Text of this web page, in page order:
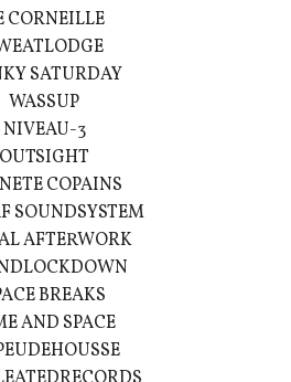
CORNEILLE
SATURDAY
WASSUP
NIVEAU-3
OUTSIGHT
COPAINS
SOUNDSYSTEM
AFTERWORK
BREAKS
AND SPACE